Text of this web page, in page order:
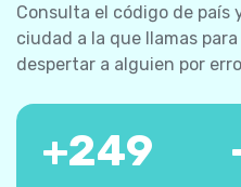
Consulta el código de país
ciudad a la que llamas
despertar a alguien por
+249